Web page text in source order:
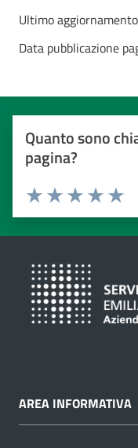
Ultimo
Data pubblicazione
Quanto sono
pagina?
Valuta da 1 a 5 stelle
Valuta 4
Valuta 3
Valuta 2 stelle
Valuta 1 stelle su 5
AREA INFORMATIVA